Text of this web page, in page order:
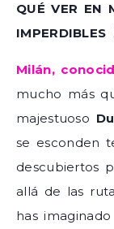
QUÉ VER EN
IMPERDIBLES
Milán,
mucho más
majestuoso
se esconden
descubiertos
allá de las
has